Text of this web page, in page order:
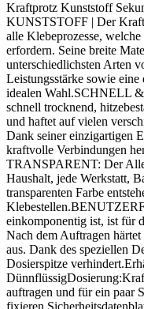
Kraftprotz Kunststoff
KUNSTSTOFF | Der
alle Klebeprozesse,
erfordern. Seine breite
unterschiedlichsten Arten
Leistungsstärke sowie
idealen Wahl.SCHNELL
schnell trocknend,
und haftet auf vielen
Dank seiner einzigartigen
kraftvolle Verbindungen
TRANSPARENT: Der
Haushalt, jede Werkstatt,
transparenten Farbe
einkomponentig ist, ist für
Nach dem Auftragen
aus. Dank des speziellen
Dosierspitze
auftragen und für ein paar